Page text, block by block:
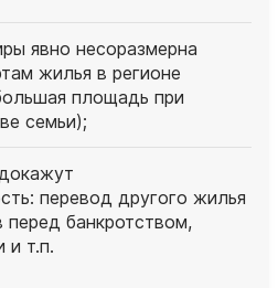
явно несоразмерна
жилья в регионе
площадь при
семьи);
перевод другого жилья
перед банкротством,
и т.п.